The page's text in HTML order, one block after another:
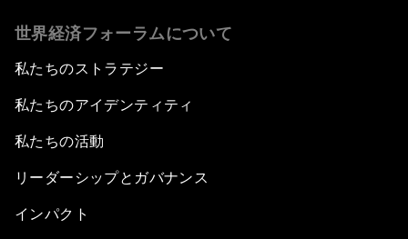
世界経済フォーラムについて
私たちのストラテジー
私たちのアイデンティティ
私たちの活動
リーダーシップとガバナンス
インパクト